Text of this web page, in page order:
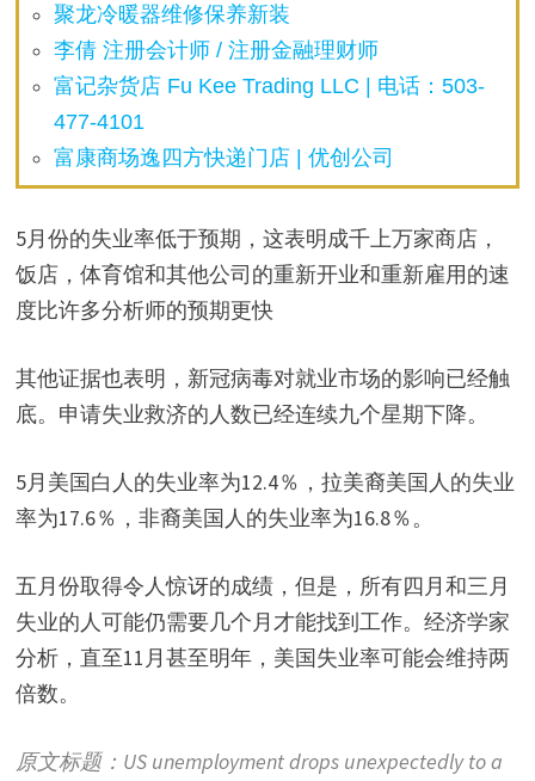
聚龙冷暖器维修保养新装
李倩 注册会计师 / 注册金融理财师
富记杂货店 Fu Kee Trading LLC | 电话：503-
477-4101
富康商场逸四方快递门店 | 优创公司
5月份的失业率低于预期，这表明成千上万家商店，
饭店，体育馆和其他公司的重新开业和重新雇用的速
度比许多分析师的预期更快
其他证据也表明，新冠病毒对就业市场的影响已经触
底。申请失业救济的人数已经连续九个星期下降。
5月美国白人的失业率为12.4％，拉美裔美国人的失业
率为17.6％，非裔美国人的失业率为16.8％。
五月份取得令人惊讶的成绩，但是，所有四月和三月
失业的人可能仍需要几个月才能找到工作。经济学家
分析，直至11月甚至明年，美国失业率可能会维持两
倍数。
原文标题：US unemployment drops unexpectedly to a